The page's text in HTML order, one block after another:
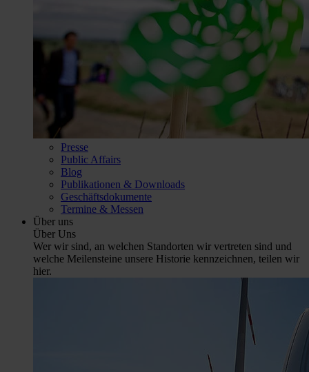
Presse
Public Affairs
Blog
Publikationen & Downloads
Geschäftsdokumente
Termine & Messen
Über uns
Über Uns
Wer wir sind, an welchen Standorten wir vertreten sind und
welche Meilensteine unsere Historie kennzeichnen, teilen wir
hier.